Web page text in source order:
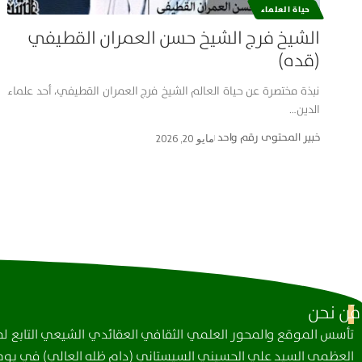
حياة العلماء
الشيخ فرج الشيخ حسن العمران القطيفي
(قده)
نبذة مختصرة عن حياة العالم الشيخ فرج العمران القطيفي، أحد علماء
الدين…
خبير المحتوى رقم واحد مايو 20, 2026
مَن نحن
تأسس الموقع والمحور العلمي الثقافي العقائدي الشيعي التابع
العظمى السيد علي الحسيني السيستاني (دام ظله العالي) في